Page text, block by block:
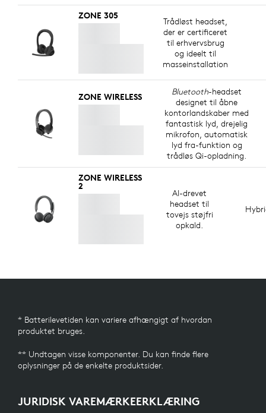
ZONE 305
Trådløst headset,
der er certificeret
til erhvervsbrug
og ideelt til
masseinstallation
ZONE WIRELESS Bluetooth-headset
designet til åbne
kontorlandskaber med
fantastisk lyd, drejelig
mikrofon, automatisk
lyd fra-funktion og
trådløs Qi-opladning.
ZONE WIRELESS
2
AI-drevet
headset til
tovejs støjfri
opkald.
* Batterilevetiden kan variere afhængigt af hvordan
produktet bruges.
** Undtagen visse komponenter. Du kan finde flere
oplysninger på de enkelte produktsider.
JURIDISK VAREMÆRKEERKLÆRING